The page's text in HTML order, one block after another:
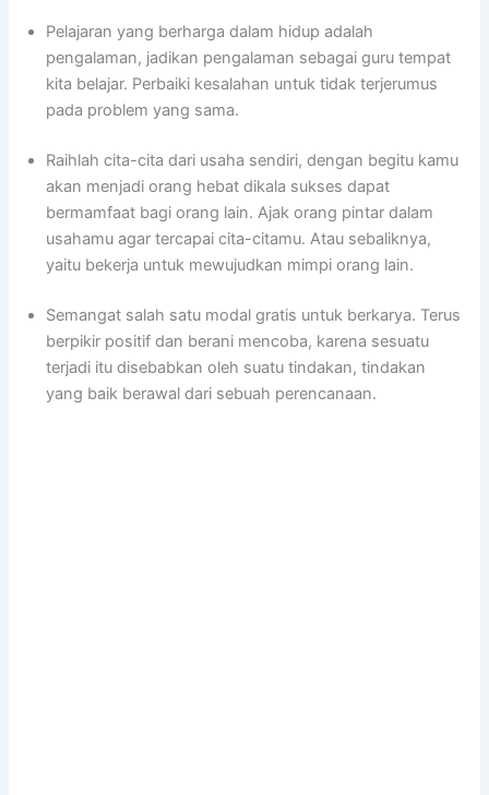
Pelajaran yang berharga dalam hidup adalah
pengalaman, jadikan pengalaman sebagai guru tempat
kita belajar. Perbaiki kesalahan untuk tidak terjerumus
pada problem yang sama.
Raihlah cita-cita dari usaha sendiri, dengan begitu kamu
akan menjadi orang hebat dikala sukses dapat
bermamfaat bagi orang lain. Ajak orang pintar dalam
usahamu agar tercapai cita-citamu. Atau sebaliknya,
yaitu bekerja untuk mewujudkan mimpi orang lain.
Semangat salah satu modal gratis untuk berkarya. Terus
berpikir positif dan berani mencoba, karena sesuatu
terjadi itu disebabkan oleh suatu tindakan, tindakan
yang baik berawal dari sebuah perencanaan.